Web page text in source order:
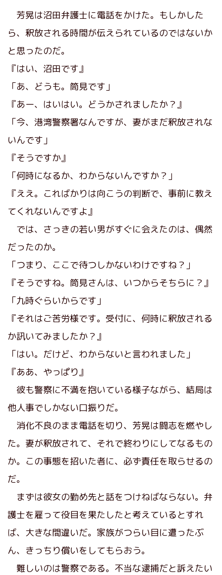
芳晃は沼田弁護士に電話をかけた。もしかした
ら、釈放される時間が伝えられているのではないか
と思ったのだ。
『はい、沼田です』
「あ、どうも。筒見です」
『あー、はいはい。どうかされましたか？』
「今、港湾警察署なんですが、妻がまだ釈放されな
いんです」
『そうですか』
「何時になるか、わからないんですか？」
『ええ。こればかりは向こうの判断で、事前に教え
てくれないんですよ』
では、さっきの若い男がすぐに会えたのは、偶然
だったのか。
「つまり、ここで待つしかないわけですね？」
『そうですね。筒見さんは、いつからそちらに？』
「九時ぐらいからです」
『それはご苦労様です。受付に、何時に釈放される
か訊いてみましたか？』
「はい。だけど、わからないと言われました」
『ああ、やっぱり』
彼も警察に不満を抱いている様子ながら、結局は
他人事でしかない口振りだ。
消化不良のまま電話を切り、芳晃は闘志を燃やし
た。妻が釈放されて、それで終わりにしてなるもの
か。この事態を招いた者に、必ず責任を取らせるの
だ。
まずは彼女の勤め先と話をつけねばならない。弁
護士を雇って役目を果たしたと考えているとすれ
ば、大きな間違いだ。家族がつらい目に遭ったぶ
ん、きっちり償いをしてもらおう。
難しいのは警察である。不当な逮捕だと訴えたい